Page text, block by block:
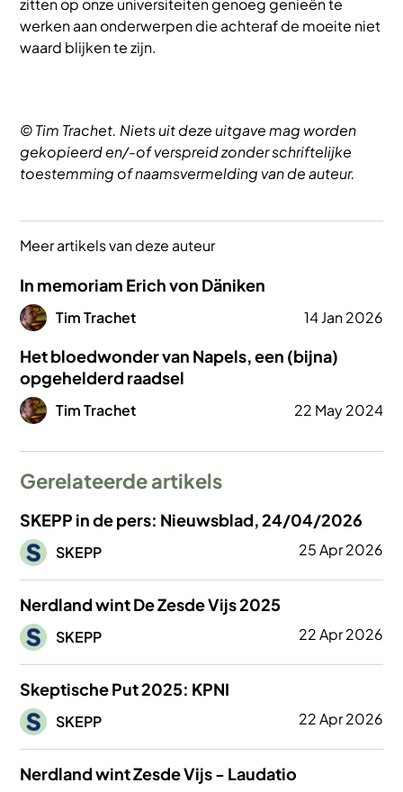
werken aan onderwerpen die achteraf de moeite niet
waard blijken te zijn.
© Tim Trachet. Niets uit deze uitgave mag worden
gekopieerd en/-of verspreid zonder schriftelijke
toestemming of naamsvermelding van de auteur.
Meer artikels van deze auteur
In memoriam Erich von Däniken
Afbeelding
Tim Trachet 14 Jan 2026
Het bloedwonder van Napels, een (bijna)
opgehelderd raadsel
Afbeelding
Tim Trachet 22 May 2024
Gerelateerde artikels
SKEPP in de pers: Nieuwsblad, 24/04/2026
Afbeelding
SKEPP 25 Apr 2026
Nerdland wint De Zesde Vijs 2025
Afbeelding
SKEPP 22 Apr 2026
Skeptische Put 2025: KPNI
Afbeelding
SKEPP 22 Apr 2026
Nerdland wint Zesde Vijs - Laudatio